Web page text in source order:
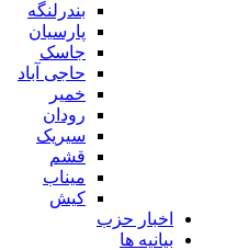
بندرلنگه
پارسیان
جاسک
حاجی آباد
خمیر
رودان
سیریک
قشم
میناب
کیش
اخبار حزب
بیانیه ها